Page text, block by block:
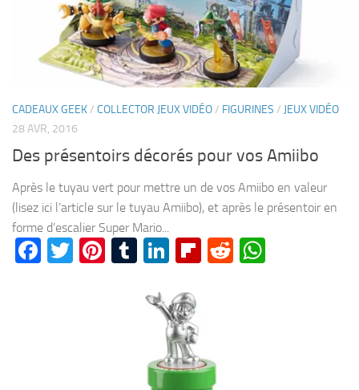
CADEAUX GEEK/ COLLECTOR JEUX VIDÉO/ FIGURINES / JEUX VIDÉO
28 AVR, 2016
Des présentoirs décorés pour vos Amiibo
Après le tuyau vert pour mettre un de vos Amiibo en valeur
(lisez ici l’article sur le tuyau Amiibo), et après le présentoir en
forme d’escalier Super Mario...
Facebook
Twitter
Pinterest
Tumblr
LinkedIn
Flipboard
Reddit